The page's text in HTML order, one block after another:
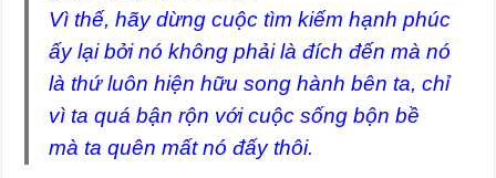
Vì thế, hãy dừng cuộc tìm kiếm hạnh phúc
ấy lại bởi nó không phải là đích đến mà nó
là thứ luôn hiện hữu song hành bên ta, chỉ
vì ta quá bận rộn với cuộc sống bộn bề
mà ta quên mất nó đấy thôi.